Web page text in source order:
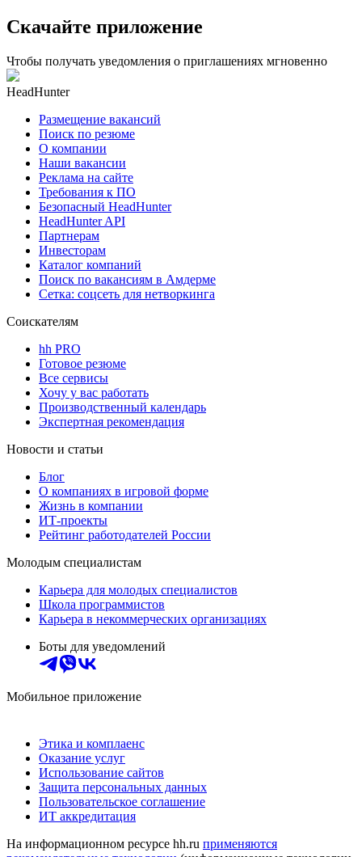
Скачайте приложение
Чтобы получать уведомления о приглашениях мгновенно
HeadHunter
Размещение вакансий
Поиск по резюме
О компании
Наши вакансии
Реклама на сайте
Требования к ПО
Безопасный HeadHunter
HeadHunter API
Партнерам
Инвесторам
Каталог компаний
Поиск по вакансиям в Амдерме
Сетка: соцсеть для нетворкинга
Соискателям
hh PRO
Готовое резюме
Все сервисы
Хочу у вас работать
Производственный календарь
Экспертная рекомендация
Новости и статьи
Блог
О компаниях в игровой форме
Жизнь в компании
ИТ-проекты
Рейтинг работодателей России
Молодым специалистам
Карьера для молодых специалистов
Школа программистов
Карьера в некоммерческих организациях
Боты для уведомлений
Мобильное приложение
Этика и комплаенс
Оказание услуг
Использование сайтов
Защита персональных данных
Пользовательское соглашение
ИТ аккредитация
На информационном ресурсе hh.ru применяются